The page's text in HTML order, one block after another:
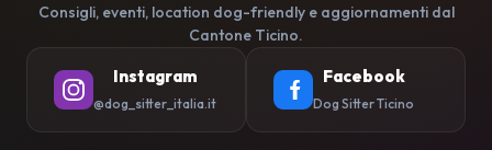
Consigli, eventi, location dog-friendly e aggiornamenti dal
Cantone Ticino.
Instagram
@dog_sitter_italia.it
Facebook
Dog Sitter Ticino